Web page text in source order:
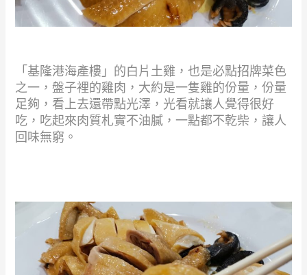
「基隆港海產樓」的白片土雞，也是必點招牌菜色
之一，盤子裡的雞肉，大約是一隻雞的份量，份量
足夠，看上去還帶點光澤，光看就讓人覺得很好
吃，吃起來肉質札實不油膩，一點都不乾柴，讓人
回味無窮。